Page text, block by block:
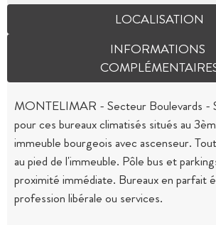
LOCALISATION
INFORMATIONS
MONTELIMAR - Secteur Boulevards -
pour ces bureaux climatisés situés au
immeuble bourgeois avec ascenseur.
au pied de l'immeuble. Pôle bus et
proximité immédiate. Bureaux en parfait
profession libérale ou services.